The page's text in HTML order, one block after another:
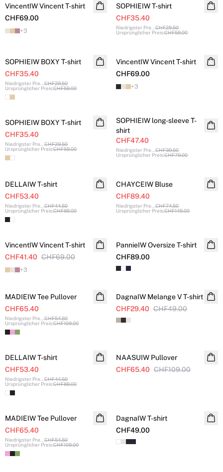
VincentIW Vincent T-shirt
CHF69.00
+3
SOPHIEIW T-shirt
CHF35.40
Niedrigster Pre
CHF29.50
Ursprünglicher Preis:CHF59.00
SOPHIEIW BOXY T-shirt
CHF35.40
Niedrigster Pre
CHF29.50
Ursprünglicher Preis:CHF59.00
VincentIW Vincent T-shirt
CHF69.00
+3
SALE
SOPHIEIW BOXY T-shirt
CHF35.40
Niedrigster Pre
CHF29.50
Ursprünglicher Preis:CHF59.00
SOPHIEIW long-sleeve T-
shirt
CHF47.40
Niedrigster Pre
CHF39.50
Ursprünglicher Preis:CHF79.00
DELLAIW T-shirt
CHF53.40
Niedrigster Pre
CHF44.50
Ursprünglicher Preis:CHF89.00
CHAYCEIW Bluse
CHF89.40
Niedrigster Pre
CHF74.50
Ursprünglicher Preis:CHF149.00
SALE
VincentIW Vincent T-shirt
CHF41.40 CHF69.00
+3
PannieIW Oversize T-shirt
CHF89.00
MADIEIW Tee Pullover
CHF65.40
Niedrigster Pre
CHF54.50
Ursprünglicher Preis:CHF109.00
DagnaIW Melange V T-shirt
CHF29.40 CHF49.00
SALE
DELLAIW T-shirt
CHF53.40
Niedrigster Pre
CHF44.50
Ursprünglicher Preis:CHF89.00
NAASUIW Pullover
CHF65.40 CHF109.00
SALE
MADIEIW Tee Pullover
CHF65.40
Niedrigster Pre
CHF54.50
Ursprünglicher Preis:CHF109.00
DagnaIW T-shirt
CHF49.00
SALE